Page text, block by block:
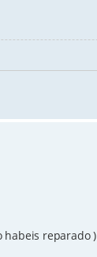
habeis reparado )